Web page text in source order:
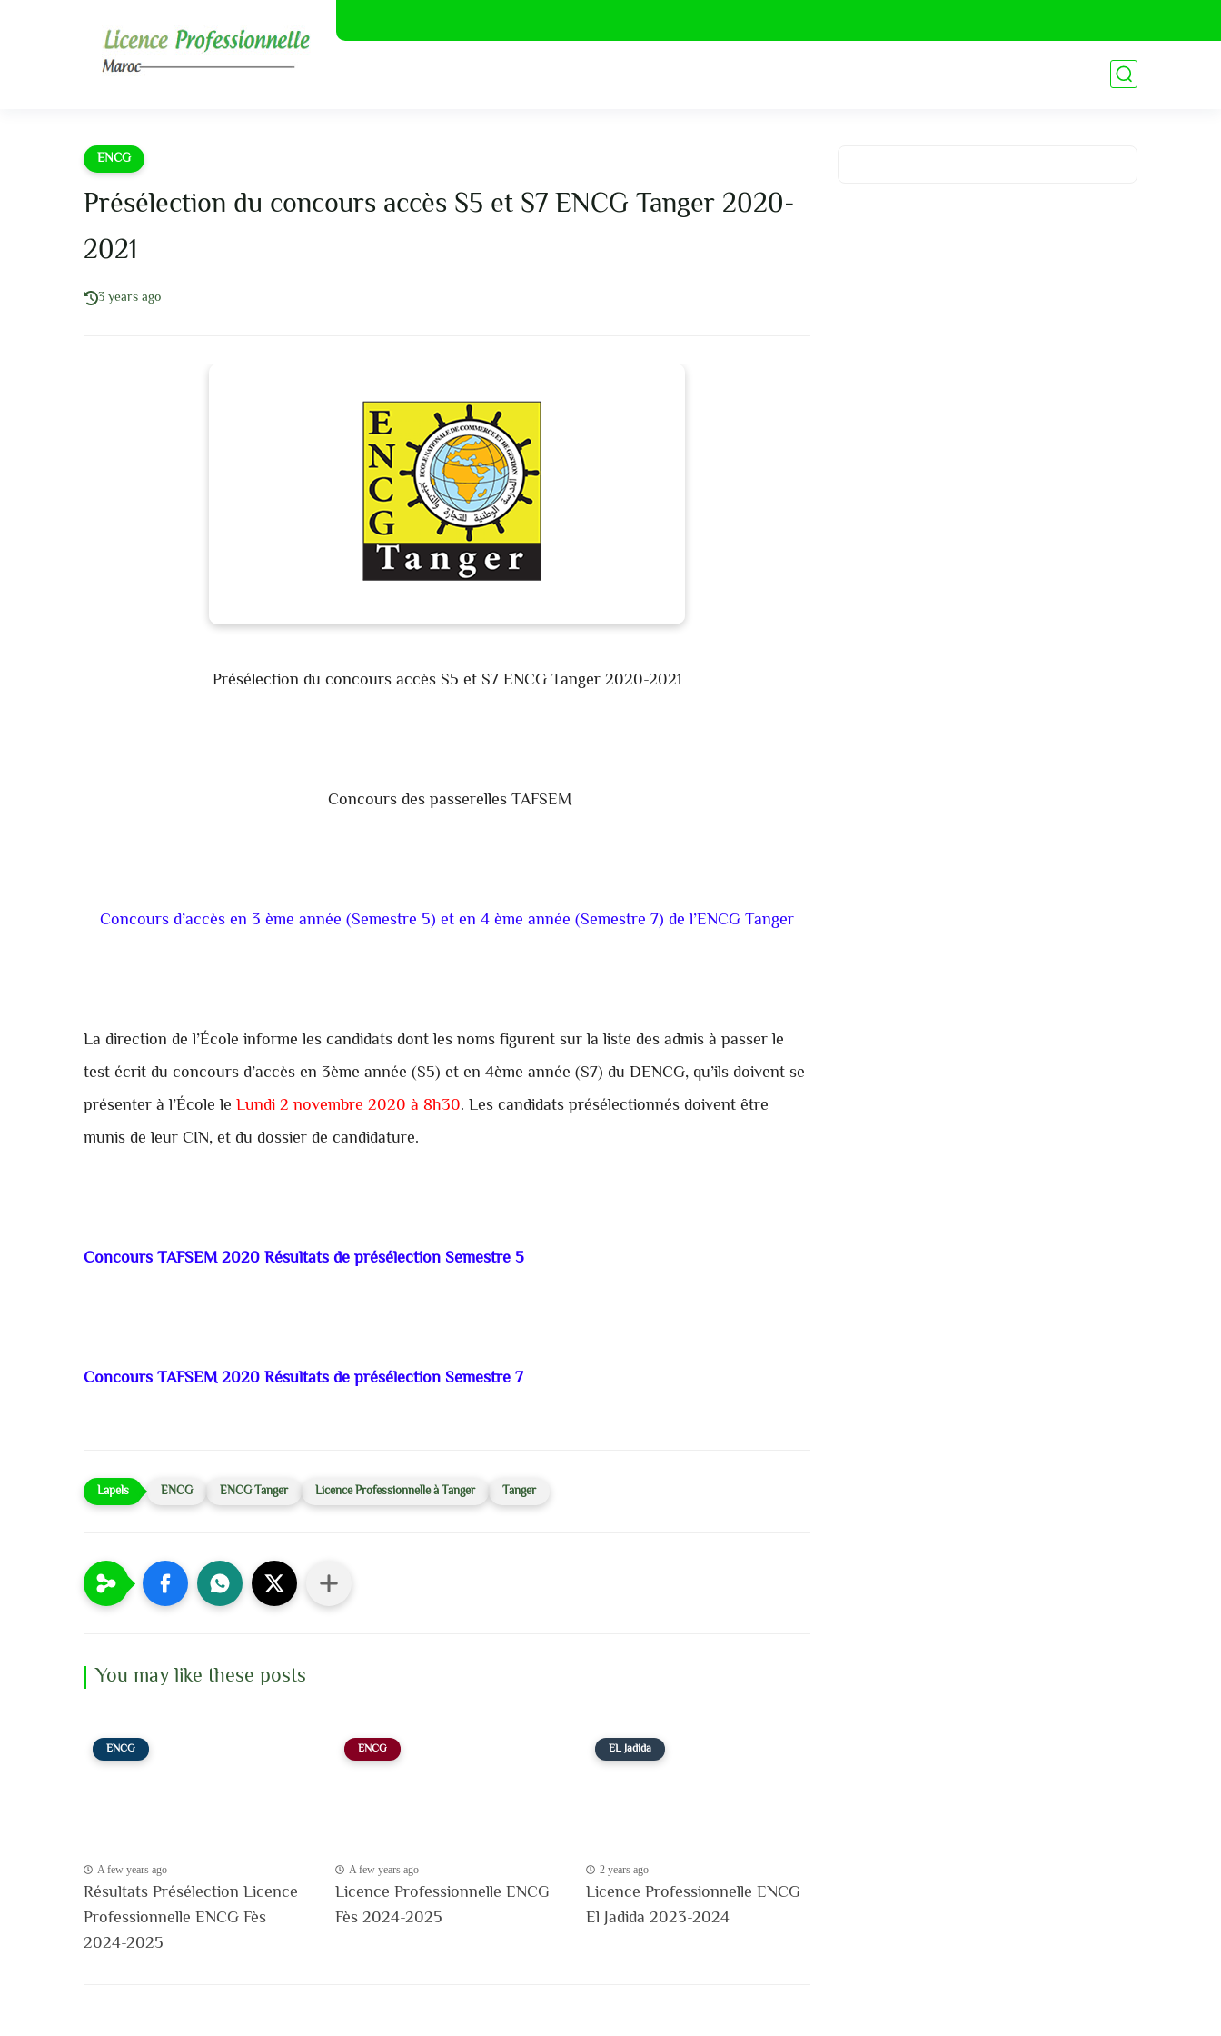
ENCG
Présélection du concours accès S5 et S7 ENCG Tanger 2020-
2021
3 years ago
Présélection du concours accès S5 et S7 ENCG Tanger 2020-2021
Concours des passerelles TAFSEM
Concours d’accès en 3 ème année (Semestre 5) et en 4 ème année (Semestre 7) de l’ENCG Tanger
La direction de l’École informe les candidats dont les noms figurent sur la liste des admis à passer le
test écrit du concours d’accès en 3ème année (S5) et en 4ème année (S7) du DENCG, qu’ils doivent se
présenter à l’École le Lundi 2 novembre 2020 à 8h30. Les candidats présélectionnés doivent être
munis de leur CIN, et du dossier de candidature.
Concours TAFSEM 2020 Résultats de présélection Semestre 5
Concours TAFSEM 2020 Résultats de présélection Semestre 7
ENCG ENCG Tanger Licence Professionnelle à Tanger Tanger
You may like these posts
ENCG
A few years ago
Résultats Présélection Licence
Professionnelle ENCG Fès
2024-2025
ENCG
A few years ago
Licence Professionnelle ENCG
Fès 2024-2025
EL Jadida
2 years ago
Licence Professionnelle ENCG
El Jadida 2023-2024